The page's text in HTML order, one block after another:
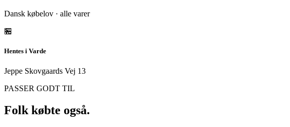
Dansk købelov · alle varer
🏪
Hentes i Varde
Jeppe Skovgaards Vej 13
PASSER GODT TIL
Folk købte også.